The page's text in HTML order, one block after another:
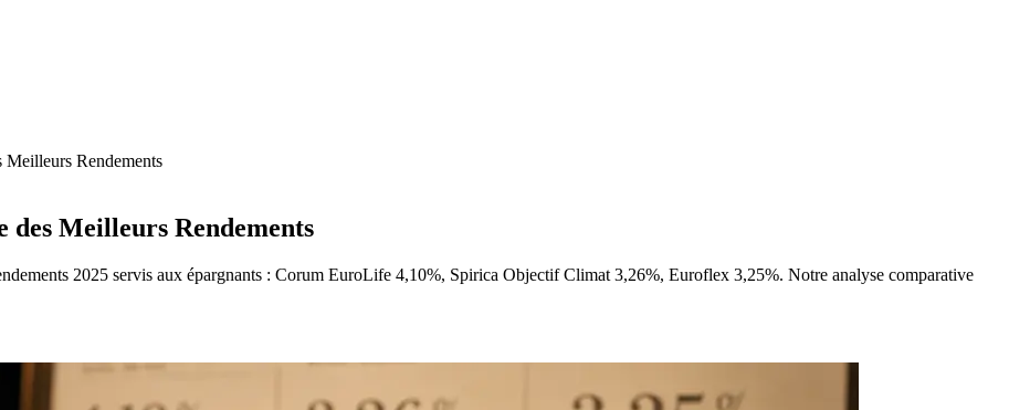
Meilleurs Rendements
des Meilleurs Rendements
2025 servis aux épargnants : Corum EuroLife 4,10%, Spirica Objectif Climat 3,26%, Euroflex 3,25%. Notre analyse comparative